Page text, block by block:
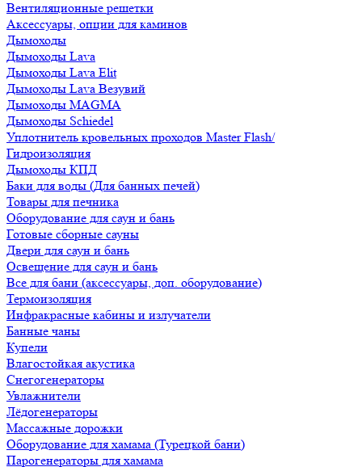
Вентиляционные решетки
Аксессуары, опции для каминов
Дымоходы
Дымоходы Lava
Дымоходы Lava Elit
Дымоходы Lava Везувий
Дымоходы MAGMA
Дымоходы Schiedel
Уплотнитель кровельных проходов Master Flash/
Гидроизоляция
Дымоходы КПД
Баки для воды (Для банных печей)
Товары для печника
Оборудование для саун и бань
Готовые сборные сауны
Двери для саун и бань
Освещение для саун и бань
Все для бани (аксессуары, доп. оборудование)
Термоизоляция
Инфракрасные кабины и излучатели
Банные чаны
Купели
Влагостойкая акустика
Снегогенераторы
Увлажнители
Лёдогенераторы
Массажные дорожки
Оборудование для хамама (Турецкой бани)
Парогенераторы для хамама